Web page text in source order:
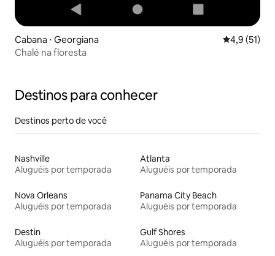
Cabana ⋅ Georgiana 4,9 de uma
4,9 (51)
Chalé na floresta
Destinos para conhecer
Destinos perto de você
Nashville
Aluguéis por temporada
Atlanta
Aluguéis por temporada
Nova Orleans
Aluguéis por temporada
Panama City Beach
Aluguéis por temporada
Destin
Aluguéis por temporada
Gulf Shores
Aluguéis por temporada